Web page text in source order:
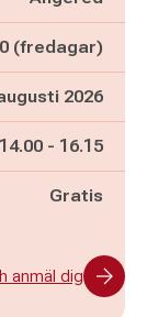
(fredagar)
2026
Pågår mellan
14.00 - och
16.15
Gratis
anmäl dig